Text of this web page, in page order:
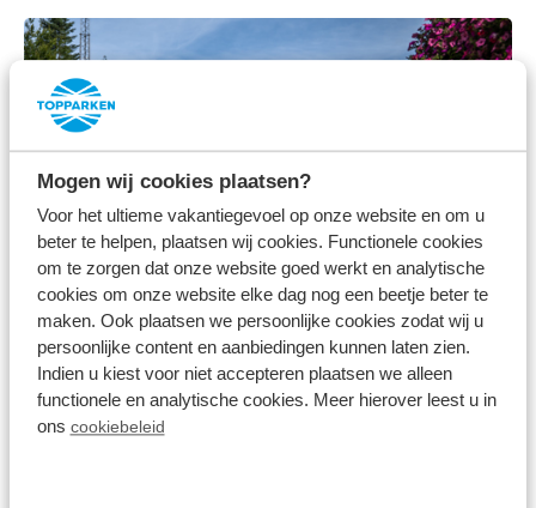
Mogen wij cookies plaatsen?
Voor het ultieme vakantiegevoel op onze website en om u
beter te helpen, plaatsen wij cookies. Functionele cookies
om te zorgen dat onze website goed werkt en analytische
cookies om onze website elke dag nog een beetje beter te
maken. Ook plaatsen we persoonlijke cookies zodat wij u
persoonlijke content en aanbiedingen kunnen laten zien.
Indien u kiest voor niet accepteren plaatsen we alleen
functionele en analytische cookies. Meer hierover leest u in
ons cookiebeleid
Landgoed de Scheleberg